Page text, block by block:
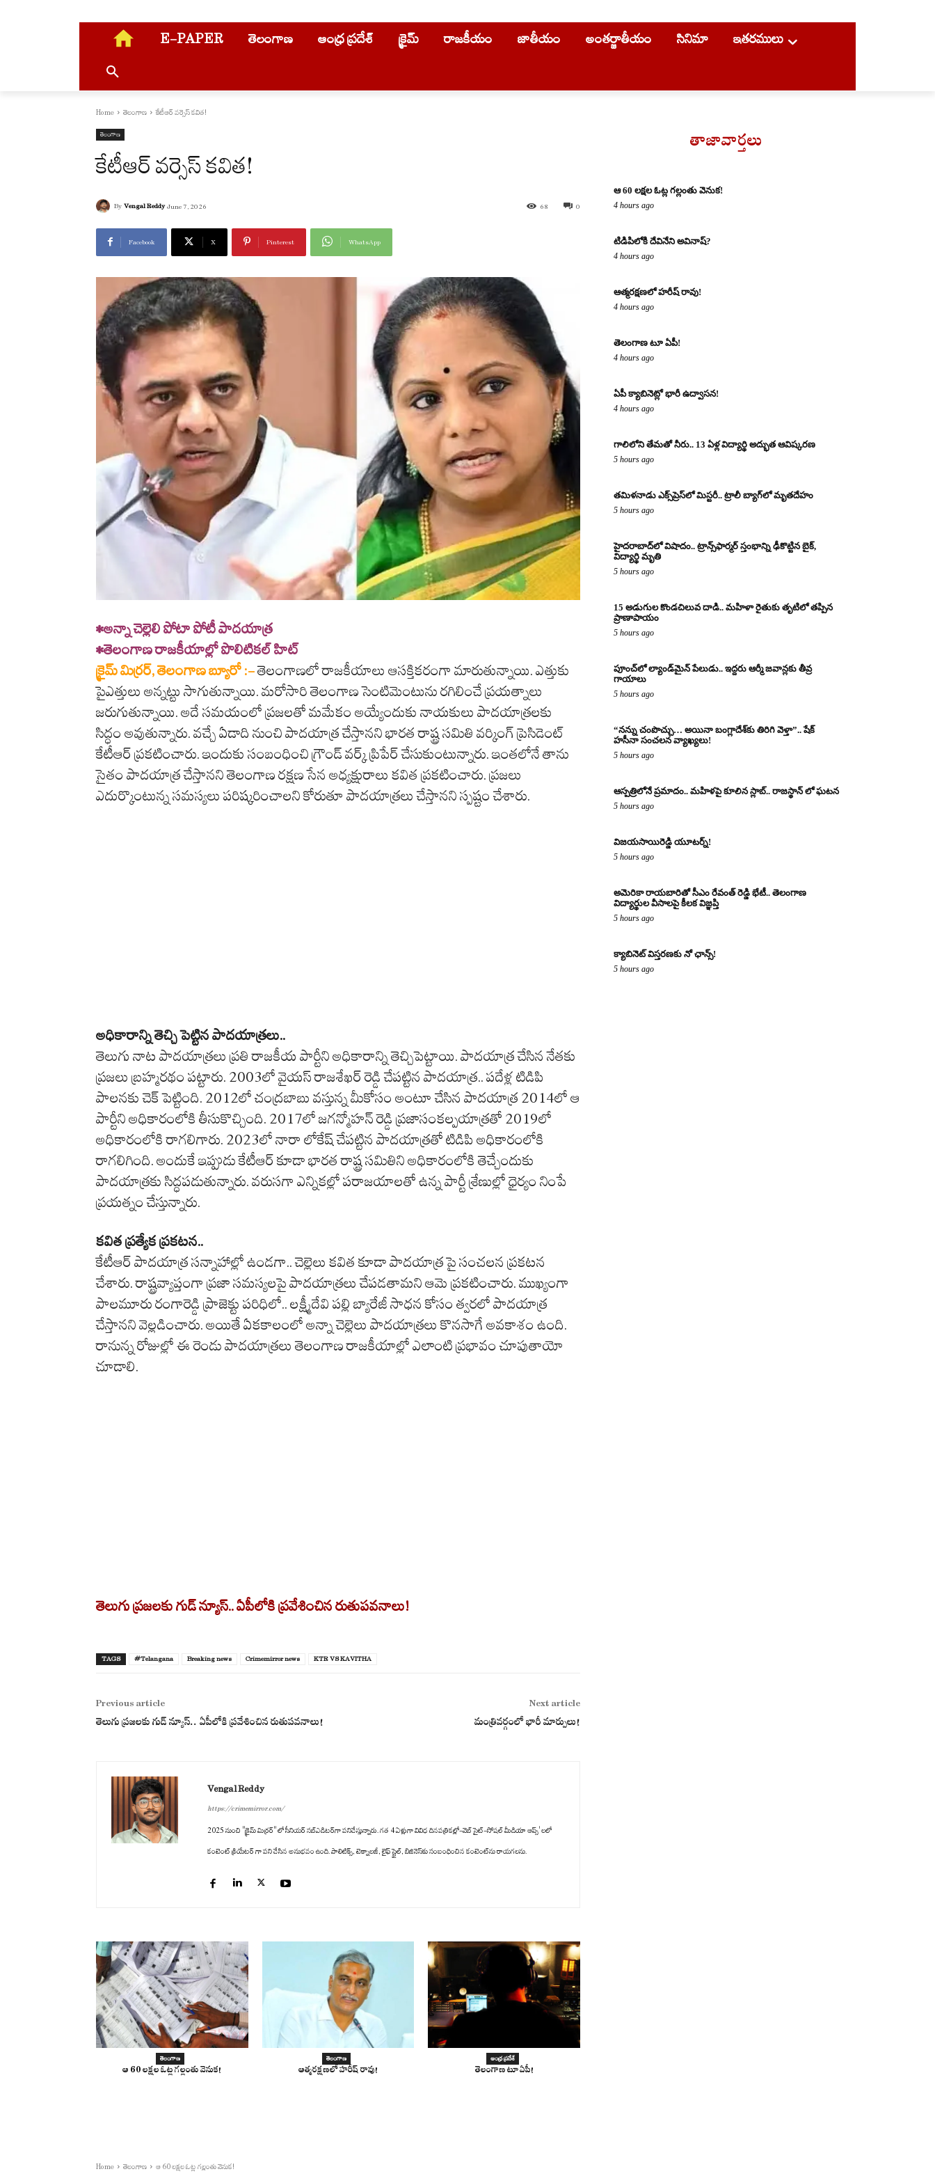
E-PAPER తెలంగాణ ఆంధ్ర ప్రదేశ్ క్రైమ్ రాజకీయం జాతీయం అంతర్జాతీయం సినిమా ఇతరములు
Home తెలంగాణ కేటీఆర్ వర్సెస్ కవిత!
తెలంగాణ
కేటీఆర్ వర్సెస్ కవిత!
By Vengal Reddy June 7, 2026 0
68
Facebook X Pinterest WhatsApp
•అన్నా చెల్లెలి పోటా పోటీ పాదయాత్ర
•తెలంగాణ రాజకీయాల్లో పొలిటికల్ హిట్
క్రైమ్ మిర్రర్, తెలంగాణ బ్యూరో :-తెలంగాణలో రాజకీయాలు ఆసక్తికరంగా మారుతున్నాయి. ఎత్తుకు
పైఎత్తులు అన్నట్టు సాగుతున్నాయి. మరోసారి తెలంగాణ సెంటిమెంటును రగిలించే ప్రయత్నాలు
జరుగుతున్నాయి. అదే సమయంలో ప్రజలతో మమేకం అయ్యేందుకు నాయకులు పాదయాత్రలకు
సిద్ధం అవుతున్నారు. వచ్చే ఏడాది నుంచి పాదయాత్ర చేస్తానని భారత రాష్ట్ర సమితి వర్కింగ్ ప్రెసిడెంట్
కేటీఆర్ ప్రకటించారు. ఇందుకు సంబంధించి గ్రౌండ్ వర్క్ ప్రిపేర్ చేసుకుంటున్నారు. ఇంతలోనే తాను
సైతం పాదయాత్ర చేస్తానని తెలంగాణ రక్షణ సేన అధ్యక్షురాలు కవిత ప్రకటించారు. ప్రజలు
ఎదుర్కొంటున్న సమస్యలు పరిష్కరించాలని కోరుతూ పాదయాత్రలు చేస్తానని స్పష్టం చేశారు.
అధికారాన్ని తెచ్చి పెట్టిన పాదయాత్రలు..
తెలుగు నాట పాదయాత్రలు ప్రతి రాజకీయ పార్టీని అధికారాన్ని తెచ్చిపెట్టాయి. పాదయాత్ర చేసిన నేతకు
ప్రజలు బ్రహ్మరథం పట్టారు. 2003లో వైయస్ రాజశేఖర్ రెడ్డి చేపట్టిన పాదయాత్ర.. పదేళ్ల టిడిపి
పాలనకు చెక్ పెట్టింది. 2012లో చంద్రబాబు వస్తున్న మీకోసం అంటూ చేసిన పాదయాత్ర 2014లో ఆ
పార్టీని అధికారంలోకి తీసుకొచ్చింది. 2017లో జగన్మోహన్ రెడ్డి ప్రజాసంకల్పయాత్రతో 2019లో
అధికారంలోకి రాగలిగారు. 2023లో నారా లోకేష్ చేపట్టిన పాదయాత్రతో టిడిపి అధికారంలోకి
రాగలిగింది. అందుకే ఇప్పుడు కేటీఆర్ కూడా భారత రాష్ట్ర సమితిని అధికారంలోకి తెచ్చేందుకు
పాదయాత్రకు సిద్ధపడుతున్నారు. వరుసగా ఎన్నికల్లో పరాజయాలతో ఉన్న పార్టీ శ్రేణుల్లో ధైర్యం నింపే
ప్రయత్నం చేస్తున్నారు.
కవిత ప్రత్యేక ప్రకటన..
కేటీఆర్ పాదయాత్ర సన్నాహాల్లో ఉండగా.. చెల్లెలు కవిత కూడా పాదయాత్ర పై సంచలన ప్రకటన
చేశారు. రాష్ట్రవ్యాప్తంగా ప్రజా సమస్యలపై పాదయాత్రలు చేపడతామని ఆమె ప్రకటించారు. ముఖ్యంగా
పాలమూరు రంగారెడ్డి ప్రాజెక్టు పరిధిలో.. లక్ష్మీదేవి పల్లి బ్యారేజీ సాధన కోసం త్వరలో పాదయాత్ర
చేస్తానని వెల్లడించారు. అయితే ఏకకాలంలో అన్నా చెల్లెలు పాదయాత్రలు కొనసాగే అవకాశం ఉంది.
రానున్న రోజుల్లో ఈ రెండు పాదయాత్రలు తెలంగాణ రాజకీయాల్లో ఎలాంటి ప్రభావం చూపుతాయో
చూడాలి.
తెలుగు ప్రజలకు గుడ్ న్యూస్.. ఏపీలోకి ప్రవేశించిన రుతుపవనాలు!
TAGS #Telangana Breaking news Crimemirror news KTR VS KAVITHA
Previous article
తెలుగు ప్రజలకు గుడ్ న్యూస్.. ఏపీలోకి ప్రవేశించిన రుతుపవనాలు!
Next article
మంత్రివర్గంలో భారీ మార్పులు!
Vengal Reddy
https://crimemirror.com/
2025 నుంచి "క్రైమ్ మిర్రర్" లో సీనియర్ సబ్‌ఎడిటర్‌గా పనిచేస్తున్నారు. గత 4 ఏళ్లుగా వివిధ దినపత్రికల్లో-వెబ్ సైట్-సోషల్ మీడియా ఆప్స్' లలో
కంటెంట్ క్రియేటర్ గా పని చేసిన అనుభవం ఉంది. పాలిటిక్స్‌, టెక్నాలజీ, లైఫ్‌ స్టైల్‌, బిజినెస్‌కు సంబంధించిన కంటెంట్‌ను రాయగలను.
తెలంగాణ
ఆ 60 లక్షల ఓట్ల గల్లంతు వెనుక!
తెలంగాణ
ఆత్మరక్షణలో హరీష్ రావు!
ఆంధ్ర ప్రదేశ్
తెలంగాణ టూ ఏపీ!
తాజావార్తలు
ఆ 60 లక్షల ఓట్ల గల్లంతు వెనుక!
4 hours ago
టిడిపిలోకి దేవినేని అవినాష్?
4 hours ago
ఆత్మరక్షణలో హరీష్ రావు!
4 hours ago
తెలంగాణ టూ ఏపీ!
4 hours ago
ఏపీ క్యాబినెట్లో భారీ ఉద్వాసన!
4 hours ago
గాలిలోని తేమతో నీరు.. 13 ఏళ్ల విద్యార్థి అద్భుత ఆవిష్కరణ
5 hours ago
తమిళనాడు ఎక్స్‌ప్రెస్‌లో మిస్టరీ.. ట్రాలీ బ్యాగ్‌లో మృతదేహం
5 hours ago
హైదరాబాద్‌లో విషాదం.. ట్రాన్స్‌ఫార్మర్ స్తంభాన్ని ఢీకొట్టిన బైక్,
విద్యార్థి మృతి
5 hours ago
15 అడుగుల కొండచిలువ దాడి.. మహిళా రైతుకు తృటిలో తప్పిన
ప్రాణాపాయం
5 hours ago
పూంచ్‌లో ల్యాండ్‌మైన్ పేలుడు.. ఇద్దరు ఆర్మీ జవాన్లకు తీవ్ర
గాయాలు
5 hours ago
“నన్ను చంపొచ్చు… అయినా బంగ్లాదేశ్‌కు తిరిగి వెళ్తా”.. షేక్
హసీనా సంచలన వ్యాఖ్యలు!
5 hours ago
ఆస్పత్రిలోనే ప్రమాదం.. మహిళపై కూలిన స్లాబ్‌.. రాజస్థాన్ లో ఘటన
5 hours ago
విజయసాయిరెడ్డి యూటర్న్!
5 hours ago
అమెరికా రాయబారితో సీఎం రేవంత్ రెడ్డి భేటీ.. తెలంగాణ
విద్యార్థుల వీసాలపై కీలక విజ్ఞప్తి
5 hours ago
క్యాబినెట్ విస్తరణకు నో ఛాన్స్!
5 hours ago